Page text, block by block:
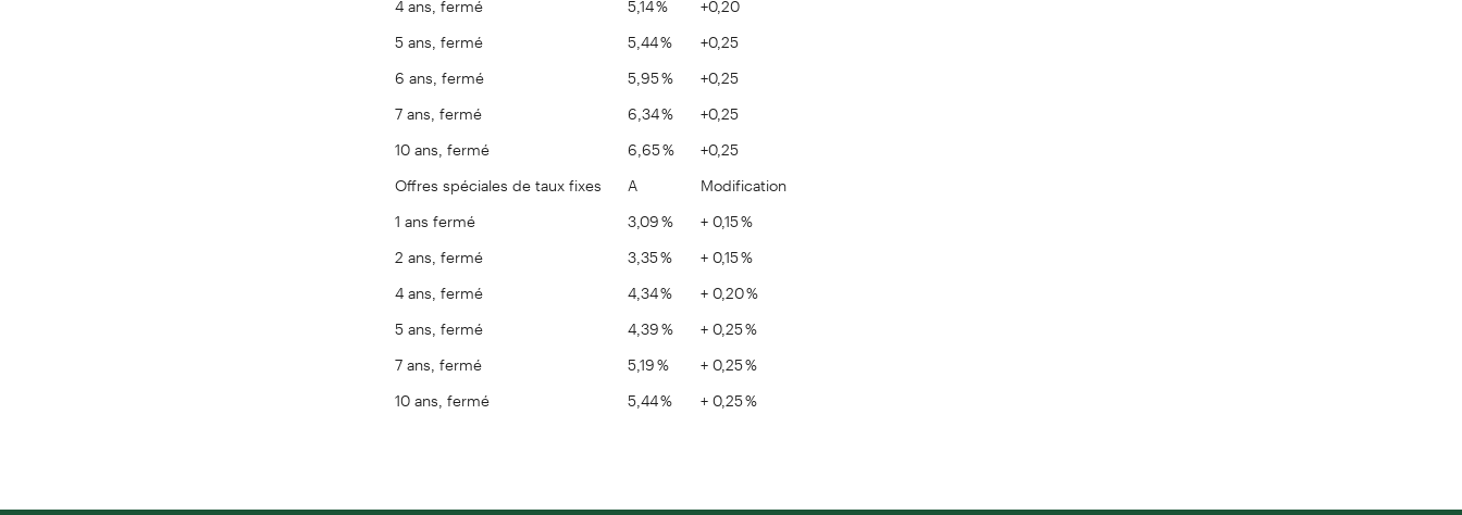
5 ans, fermé
5,44 %
+0,25
6 ans, fermé
5,95 %
+0,25
7 ans, fermé
6,34 %
+0,25
10 ans, fermé
6,65 %
+0,25
Offres spéciales de taux fixes
A
Modification
1 ans fermé
3,09 %
+ 0,15 %
2 ans, fermé
3,35 %
+ 0,15 %
4 ans, fermé
4,34 %
+ 0,20 %
5 ans, fermé
4,39 %
+ 0,25 %
7 ans, fermé
5,19 %
+ 0,25 %
10 ans, fermé
5,44 % + 0,25 %